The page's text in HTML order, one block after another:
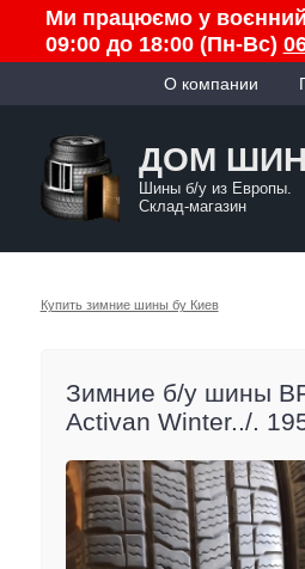
Ми працюємо у
09:00 до 18:00 (Пн-Вс)
О компании
ДОМ ШИН
Шины б/у из Европы.
Склад-магазин
Купить зимние шины бу Киев
Зимние б/у шины
Activan Winter../.